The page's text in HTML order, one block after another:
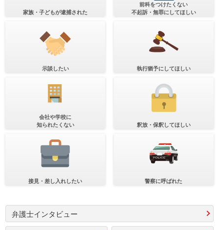
家族・子どもが逮捕された
前科をつけたくない
不起訴・無罪にしてほしい
示談したい 執行猶予にしてほしい
会社や学校に
知られたくない
釈放・保釈してほしい
接見・差し入れしたい 警察に呼ばれた
弁護士インタビュー